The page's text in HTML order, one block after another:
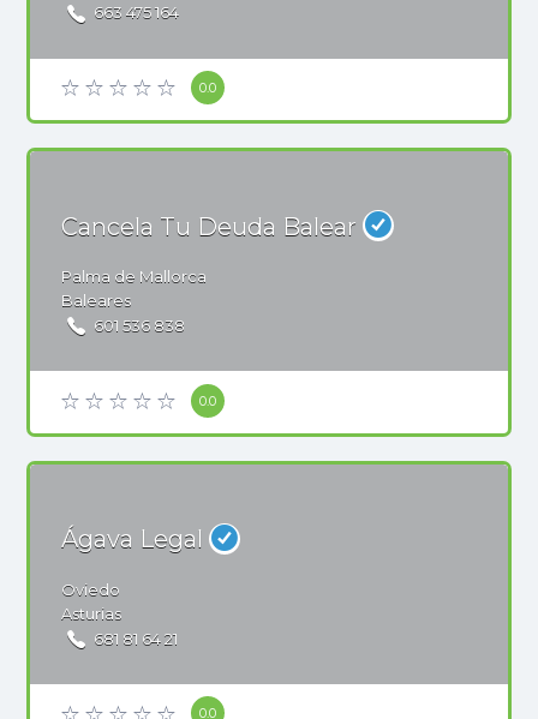
663 475 164
0.0
Cancela Tu Deuda Balear
Palma de Mallorca
Baleares
601 536 838
0.0
Ágava Legal
Oviedo
Asturias
681 81 64 21
0.0